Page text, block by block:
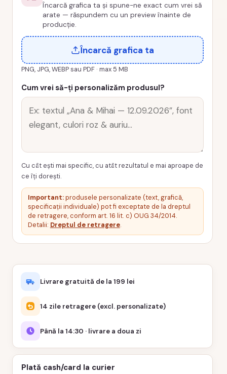
Încarcă grafica ta și spune-ne exact cum vrei să
arate — răspundem cu un preview înainte de
producție.
Încarcă grafica ta
PNG, JPG, WEBP sau PDF · max 5 MB
Cum vrei să-ți personalizăm produsul?
Cu cât ești mai specific, cu atât rezultatul e mai aproape de
ce îți dorești.
Important:produsele personalizate (text, grafică,
specificații individuale) pot fi exceptate de la dreptul
de retragere, conform art. 16 lit. c) OUG 34/2014.
Detalii: Dreptul de retragere.
Livrare gratuită de la 199 lei
14 zile retragere (excl. personalizate)
Până la 14:30 · livrare a doua zi
Plată cash/card la curier